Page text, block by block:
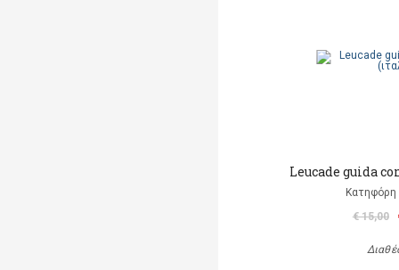
Leucade guida
Κατηφόρη
€ 15,00